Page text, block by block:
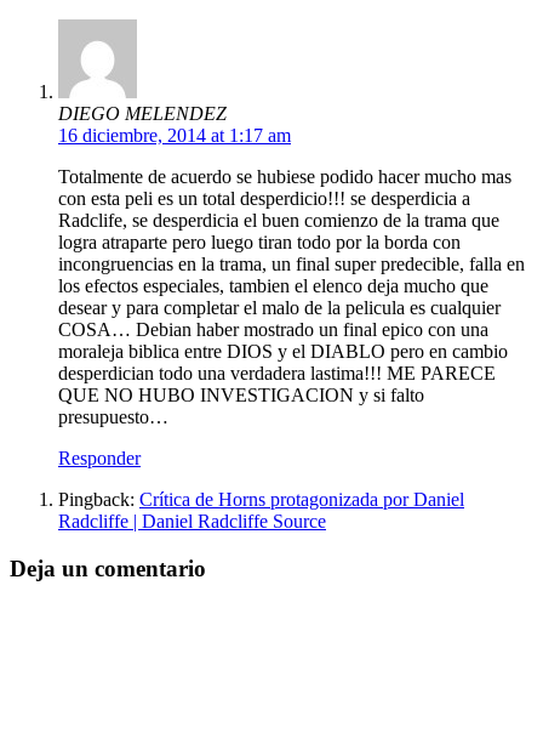
DIEGO MELENDEZ
16 diciembre, 2014 at 1:17 am
Totalmente de acuerdo se hubiese podido hacer mucho mas
con esta peli es un total desperdicio!!! se desperdicia a
Radclife, se desperdicia el buen comienzo de la trama que
logra atraparte pero luego tiran todo por la borda con
incongruencias en la trama, un final super predecible, falla en
los efectos especiales, tambien el elenco deja mucho que
desear y para completar el malo de la pelicula es cualquier
COSA… Debian haber mostrado un final epico con una
moraleja biblica entre DIOS y el DIABLO pero en cambio
desperdician todo una verdadera lastima!!! ME PARECE
QUE NO HUBO INVESTIGACION y si falto
presupuesto…
Responder
Pingback: Crítica de Horns protagonizada por Daniel
Radcliffe | Daniel Radcliffe Source
Deja un comentario